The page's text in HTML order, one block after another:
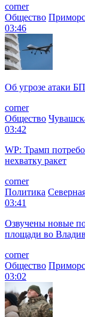
corner
Общество
03:46
Об угрозе атаки
corner
Общество
03:42
WP: Трамп
нехватку ракет
corner
Политика
03:41
Озвучены новые
площади во
corner
Общество
03:02